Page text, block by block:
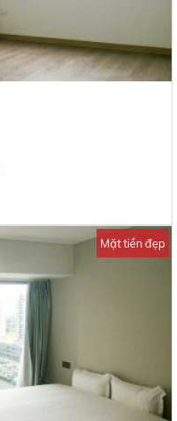
Mặt tiền đẹp